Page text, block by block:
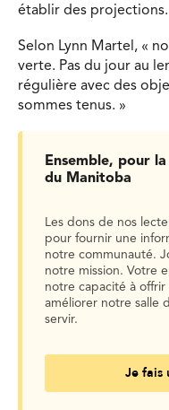
établir des projections.
Selon Lynn Martel, «
verte. Pas du jour au
régulière avec des
sommes tenus. »
Ensemble, pour
du Manitoba
Les dons de nos
pour fournir une
notre communauté.
notre mission. Votre
notre capacité à
améliorer notre salle
servir.
Je fais